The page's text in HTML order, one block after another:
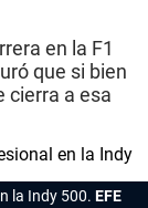
en la F1
que si bien
cierra a esa
la Indy 500. EFE